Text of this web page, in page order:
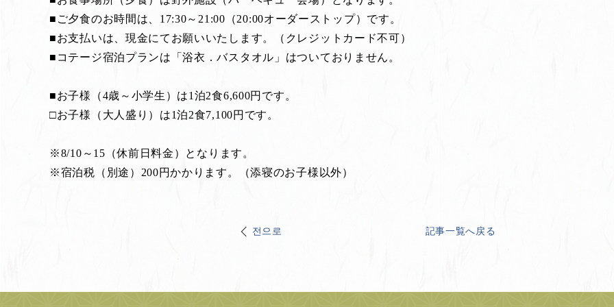
■ご夕食のお時間は、17:30～21:00（20:00オーダーストップ）です。
■お支払いは、現金にてお願いいたします。（クレジットカード不可）
■コテージ宿泊プランは「浴衣．バスタオル」はついておりません。
■お子様（4歳～小学生）は1泊2食6,600円です。
□お子様（大人盛り）は1泊2食7,100円です。
※8/10～15（休前日料金）となります。
※宿泊税（別途）200円かかります。（添寝のお子様以外）
전으로 記事一覧へ戻る